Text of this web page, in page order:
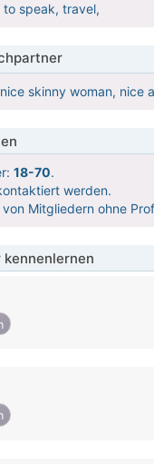
speak, travel,
skinny woman, nice
18-70.
werden.
Mitgliedern ohne
kennenlernen